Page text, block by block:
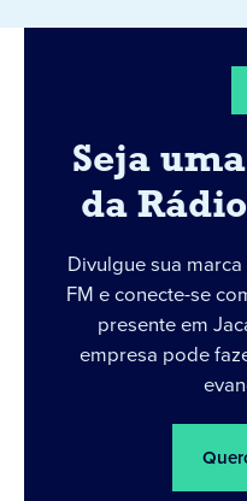
Seja
da
Divulgue sua
FM e conecte-se
presente em
empresa pode